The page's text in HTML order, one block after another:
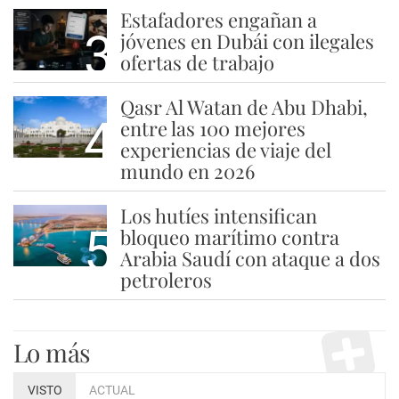
3
Estafadores engañan a
jóvenes en Dubái con ilegales
ofertas de trabajo
4
Qasr Al Watan de Abu Dhabi,
entre las 100 mejores
experiencias de viaje del
mundo en 2026
5
Los hutíes intensifican
bloqueo marítimo contra
Arabia Saudí con ataque a dos
petroleros
Lo más
VISTO ACTUAL